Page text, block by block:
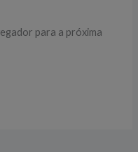
para a próxima